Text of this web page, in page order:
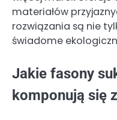
materiałów
rozwiązania są nie
świadome
Jakie fasony
komponują się